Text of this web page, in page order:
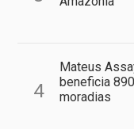
4
Mateus
beneficia
moradias